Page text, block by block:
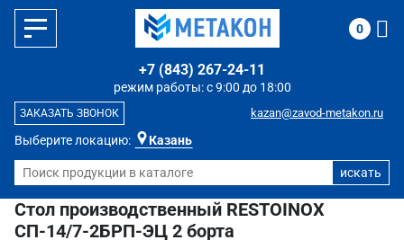
Выберите локацию: Казань
режим работы: с 9:00 до 18:00
+7 (843) 267-24-11
kazan@zavod-metakon.ru
ЗАКАЗАТЬ ЗВОНОК
0
Стол производственный RESTOINOX
СП-14/7-2БРП-ЭЦ 2 борта